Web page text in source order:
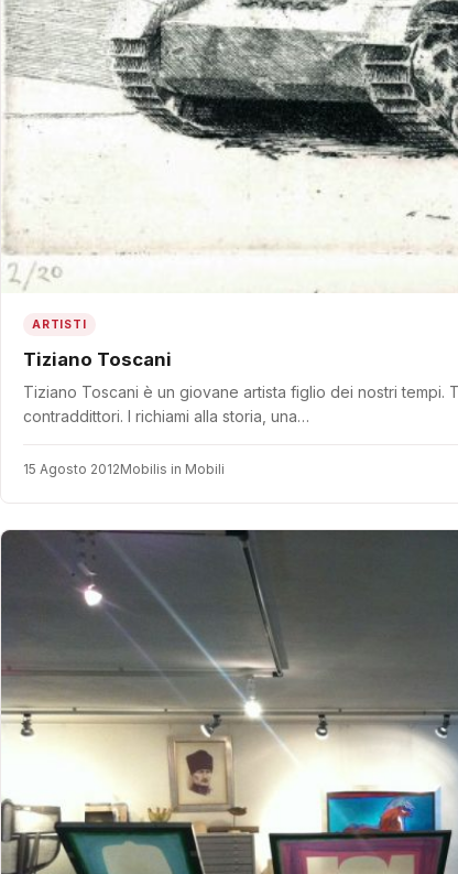
ARTISTI
Tiziano Toscani
Tiziano Toscani è un giovane artista figlio dei nostri tempi.
contraddittori. I richiami alla storia, una…
15 Agosto 2012Mobilis in Mobili